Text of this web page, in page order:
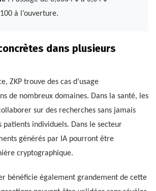
à l’ouverture.
dans plusieurs
ZKP trouve des cas d’usage
de nombreux domaines. Dans la santé, les
sur des recherches sans jamais
patients individuels. Dans le secteur
générés par IA pourront être
cryptographique.
bénéficie également grandement de cette